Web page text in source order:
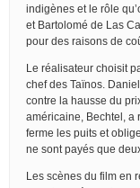
indigènes et le rôle
et Bartolomé de Las
pour des raisons de
Le réalisateur choisit
chef des Taïnos.
contre la hausse du
américaine, Bechtel, a
ferme les puits et
ne sont payés que
Les scènes du film en